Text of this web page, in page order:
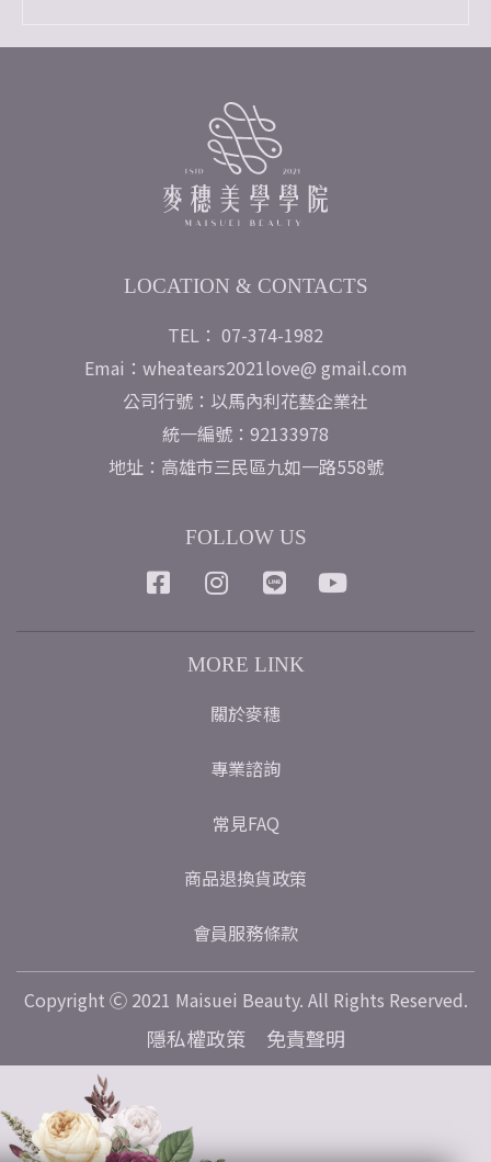
LOCATION & CONTACTS
TEL： 07-374-1982
Emai：wheatears2021love@ gmail.com
公司行號：以馬內利花藝企業社
統一編號：92133978
地址：高雄市三民區九如一路558號
FOLLOW US
MORE LINK
關於麥穗
專業諮詢
常見FAQ
商品退換貨政策
會員服務條款
Copyright Ⓒ 2021 Maisuei Beauty. All Rights Reserved.
隱私權政策 免責聲明